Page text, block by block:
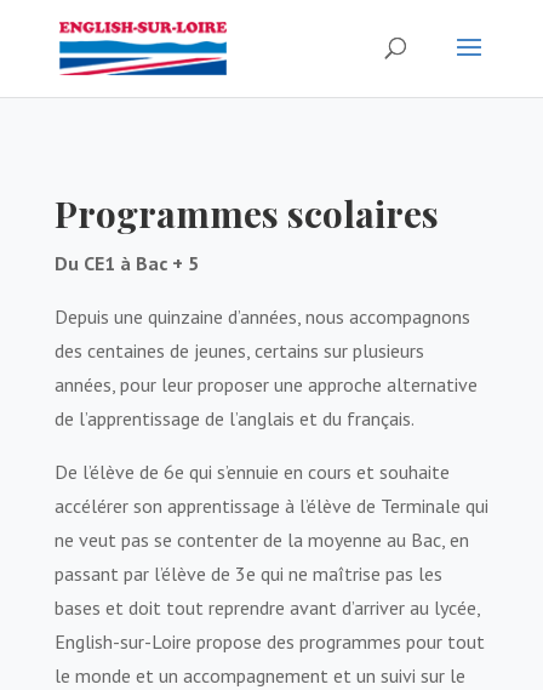
Programmes scolaires
Du CE1 à Bac + 5
Depuis une quinzaine d’années, nous accompagnons
des centaines de jeunes, certains sur plusieurs
années, pour leur proposer une approche alternative
de l’apprentissage de l’anglais et du français.
De l’élève de 6e qui s’ennuie en cours et souhaite
accélérer son apprentissage à l’élève de Terminale qui
ne veut pas se contenter de la moyenne au Bac, en
passant par l’élève de 3e qui ne maîtrise pas les
bases et doit tout reprendre avant d’arriver au lycée,
English-sur-Loire propose des programmes pour tout
le monde et un accompagnement et un suivi sur le